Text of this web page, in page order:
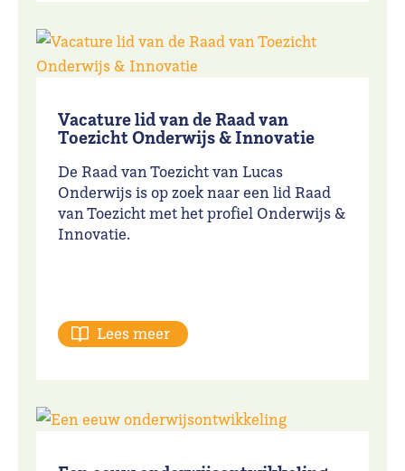
Vacature lid van de Raad van
Toezicht Onderwijs & Innovatie
De Raad van Toezicht van Lucas
Onderwijs is op zoek naar een lid Raad
van Toezicht met het profiel Onderwijs &
Innovatie.
Lees meer